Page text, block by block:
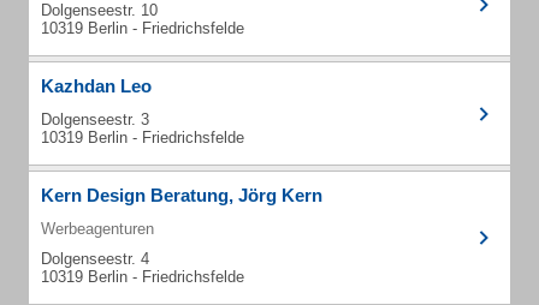
Dolgenseestr. 10
10319 Berlin - Friedrichsfelde
Kazhdan Leo
Dolgenseestr. 3
10319 Berlin - Friedrichsfelde
Kern Design Beratung, Jörg Kern
Werbeagenturen
Dolgenseestr. 4
10319 Berlin - Friedrichsfelde